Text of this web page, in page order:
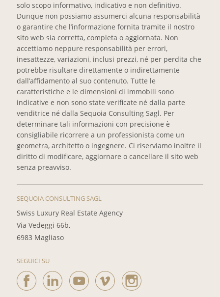
solo scopo informativo, indicativo e non definitivo.
Dunque non possiamo assumerci alcuna responsabilità
o garantire che l’informazione fornita tramite il nostro
sito web sia corretta, completa o aggiornata. Non
accettiamo neppure responsabilità per errori,
inesattezze, variazioni, inclusi prezzi, né per perdita che
potrebbe risultare direttamente o indirettamente
dall’affidamento al suo contenuto. Tutte le
caratteristiche e le dimensioni di immobili sono
indicative e non sono state verificate né dalla parte
venditrice né dalla Sequoia Consulting Sagl. Per
determinare tali informazioni con precisione è
consigliabile ricorrere a un professionista come un
geometra, architetto o ingegnere. Ci riserviamo inoltre il
diritto di modificare, aggiornare o cancellare il sito web
senza preavviso.
SEQUOIA CONSULTING SAGL
Swiss Luxury Real Estate Agency
Via Vedeggi 66b,
6983 Magliaso
SEGUICI SU